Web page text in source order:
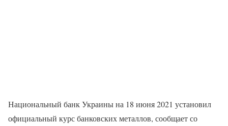
Национальный банк Украины на 18 июня 2021 установил
официальный курс банковских металлов, сообщает со